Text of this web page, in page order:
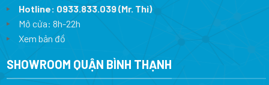
Hotline: 0933.833.039(Mr. Thi)
Mở cửa: 8h-22h
Xem bản đồ
SHOWROOM QUẬN BÌNH THẠNH